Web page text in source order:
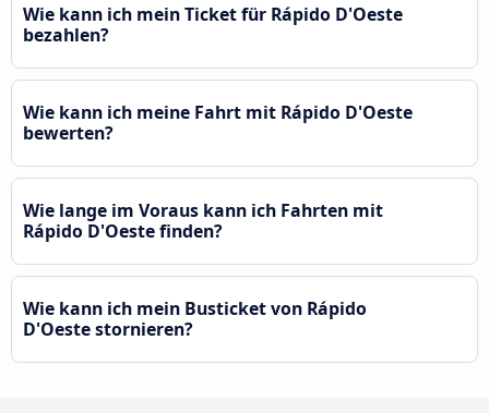
Wie kann ich mein Ticket für Rápido D'Oeste
bezahlen?
Wie kann ich meine Fahrt mit Rápido D'Oeste
bewerten?
Wie lange im Voraus kann ich Fahrten mit
Rápido D'Oeste finden?
Wie kann ich mein Busticket von Rápido
D'Oeste stornieren?